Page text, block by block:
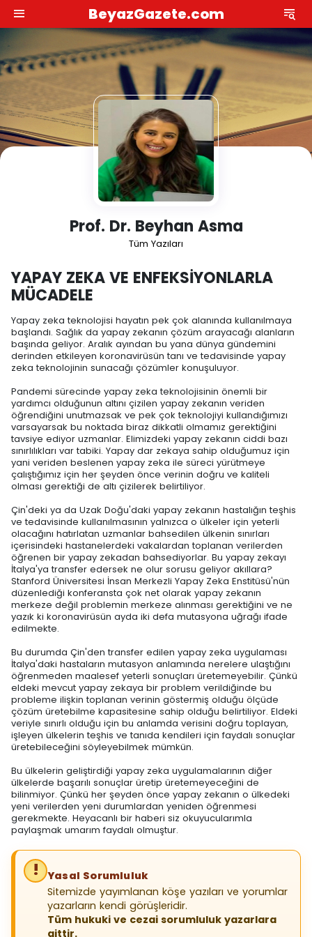
BeyazGazete.com
Prof. Dr. Beyhan Asma
Tüm Yazıları
YAPAY ZEKA VE ENFEKSİYONLARLA
MÜCADELE
Yapay zeka teknolojisi hayatın pek çok alanında kullanılmaya
başlandı. Sağlık da yapay zekanın çözüm arayacağı alanların
başında geliyor. Aralık ayından bu yana dünya gündemini
derinden etkileyen koronavirüsün tanı ve tedavisinde yapay
zeka teknolojinin sunacağı çözümler konuşuluyor.
Pandemi sürecinde yapay zeka teknolojisinin önemli bir
yardımcı olduğunun altını çizilen yapay zekanın veriden
öğrendiğini unutmazsak ve pek çok teknolojiyi kullandığımızı
varsayarsak bu noktada biraz dikkatli olmamız gerektiğini
tavsiye ediyor uzmanlar. Elimizdeki yapay zekanın ciddi bazı
sınırlılıkları var tabiki. Yapay dar zekaya sahip olduğumuz için
yani veriden beslenen yapay zeka ile süreci yürütmeye
çalıştığımız için her şeyden önce verinin doğru ve kaliteli
olması gerektiği de altı çizilerek belirtiliyor.
Çin'deki ya da Uzak Doğu'daki yapay zekanın hastalığın teşhis
ve tedavisinde kullanılmasının yalnızca o ülkeler için yeterli
olacağını hatırlatan uzmanlar bahsedilen ülkenin sınırları
içerisindeki hastanelerdeki vakalardan toplanan verilerden
öğrenen bir yapay zekadan bahsediyorlar. Bu yapay zekayı
İtalya'ya transfer edersek ne olur sorusu geliyor akıllara?
Stanford Üniversitesi İnsan Merkezli Yapay Zeka Enstitüsü'nün
düzenlediği konferansta çok net olarak yapay zekanın
merkeze değil problemin merkeze alınması gerektiğini ve ne
yazık ki koronavirüsün ayda iki defa mutasyona uğrağı ifade
edilmekte.
Bu durumda Çin'den transfer edilen yapay zeka uygulaması
İtalya'daki hastaların mutasyon anlamında nerelere ulaştığını
öğrenmeden maalesef yeterli sonuçları üretemeyebilir. Çünkü
eldeki mevcut yapay zekaya bir problem verildiğinde bu
probleme ilişkin toplanan verinin göstermiş olduğu ölçüde
çözüm üretebilme kapasitesine sahip olduğu belirtiliyor. Eldeki
veriyle sınırlı olduğu için bu anlamda verisini doğru toplayan,
işleyen ülkelerin teşhis ve tanıda kendileri için faydalı sonuçlar
üretebileceğini söyleyebilmek mümkün.
Bu ülkelerin geliştirdiği yapay zeka uygulamalarının diğer
ülkelerde başarılı sonuçlar üretip üretemeyeceğini de
bilinmiyor. Çünkü her şeyden önce yapay zekanın o ülkedeki
yeni verilerden yeni durumlardan yeniden öğrenmesi
gerekmekte. Heyacanlı bir haberi siz okuyucularımla
paylaşmak umarım faydalı olmuştur.
Yasal Sorumluluk
Sitemizde yayımlanan köşe yazıları ve yorumlar
yazarların kendi görüşleridir.
Tüm hukuki ve cezai sorumluluk yazarlara
aittir.